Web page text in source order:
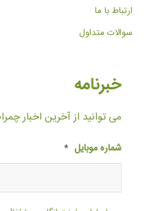
ارتباط با ما
سوالات متداول
خبرنامه
می توانید از آخرین اخبار
شماره موبایل *